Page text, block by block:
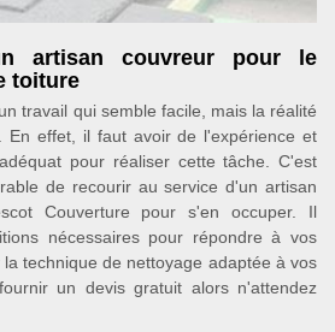
artisan couvreur pour le
toiture
travail qui semble facile, mais la réalité
En effet, il faut avoir de l'expérience et
pour réaliser cette tâche. C'est
de recourir au service d'un artisan
Couverture pour s'en occuper. Il
nécessaires pour répondre à vos
technique de nettoyage adaptée à vos
un devis gratuit alors n'attendez